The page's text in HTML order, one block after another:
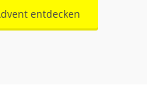
entdecken